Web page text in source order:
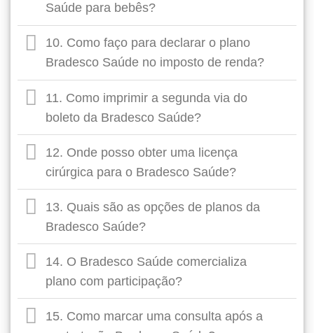
Saúde para bebês?
10. Como faço para declarar o plano
Bradesco Saúde no imposto de renda?
11. Como imprimir a segunda via do
boleto da Bradesco Saúde?
12. Onde posso obter uma licença
cirúrgica para o Bradesco Saúde?
13. Quais são as opções de planos da
Bradesco Saúde?
14. O Bradesco Saúde comercializa
plano com participação?
15. Como marcar uma consulta após a